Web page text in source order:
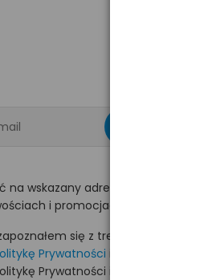
na wskazany adres e-mail
i promocjach na hurt.com.pl.
się z treścią i akceptuję
Prywatności
Prywatności i wyrażam zgodę